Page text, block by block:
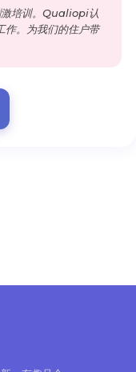
激培训。Qualiopi认
作。为我们的住户带